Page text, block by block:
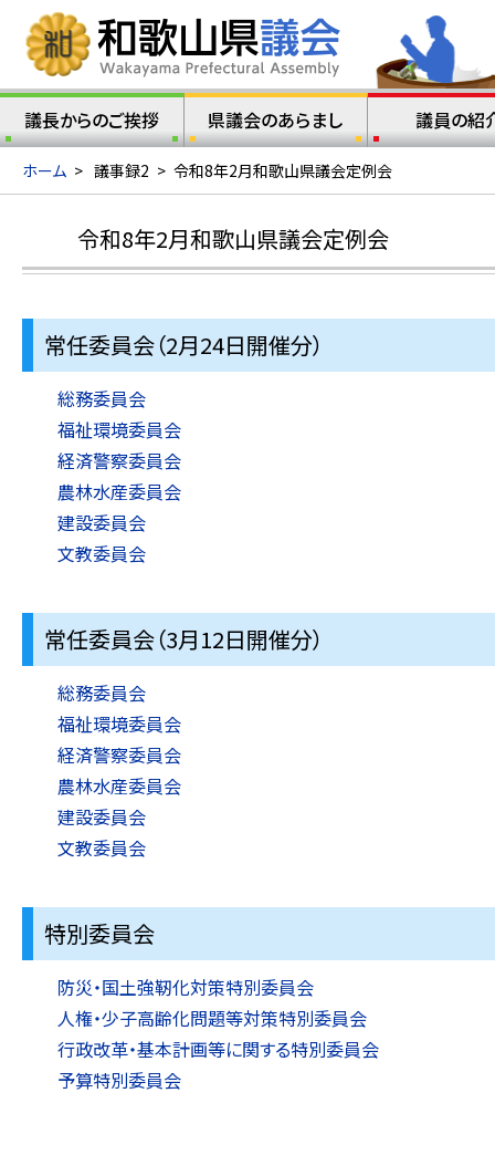
議長からのご挨拶 県議会のあらまし 議員の紹
ホーム > 議事録2 > 令和8年2月和歌山県議会定例会
令和8年2月和歌山県議会定例会
常任委員会（2月24日開催分）
総務委員会
福祉環境委員会
経済警察委員会
農林水産委員会
建設委員会
文教委員会
常任委員会（3月12日開催分）
総務委員会
福祉環境委員会
経済警察委員会
農林水産委員会
建設委員会
文教委員会
特別委員会
防災・国土強靭化対策特別委員会
人権・少子高齢化問題等対策特別委員会
行政改革・基本計画等に関する特別委員会
予算特別委員会